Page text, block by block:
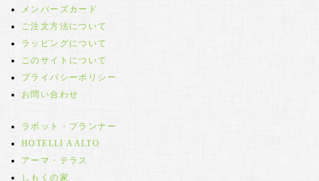
メンバーズカード
ご注文方法について
ラッピングについて
このサイトについて
プライバシーポリシー
お問い合わせ
ラボット・プランナー
HOTELLI AALTO
アーマ・テラス
しもくの家